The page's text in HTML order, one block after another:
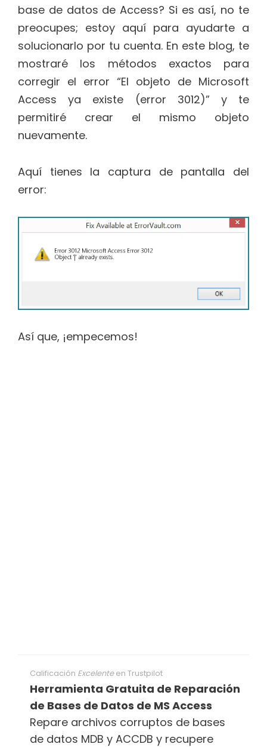
base de datos de Access? Si es así, no te
preocupes; estoy aquí para ayudarte a
solucionarlo por tu cuenta. En este blog, te
mostraré los métodos exactos para
corregir el error “El objeto de Microsoft
Access ya existe (error 3012)” y te
permitiré crear el mismo objeto
nuevamente.
Aquí tienes la captura de pantalla del
error:
Así que, ¡empecemos!
Calificación Excelenteen Trustpilot
Herramienta Gratuita de Reparación
de Bases de Datos de MS Access
Repare archivos corruptos de bases
de datos MDB y ACCDB y recupere